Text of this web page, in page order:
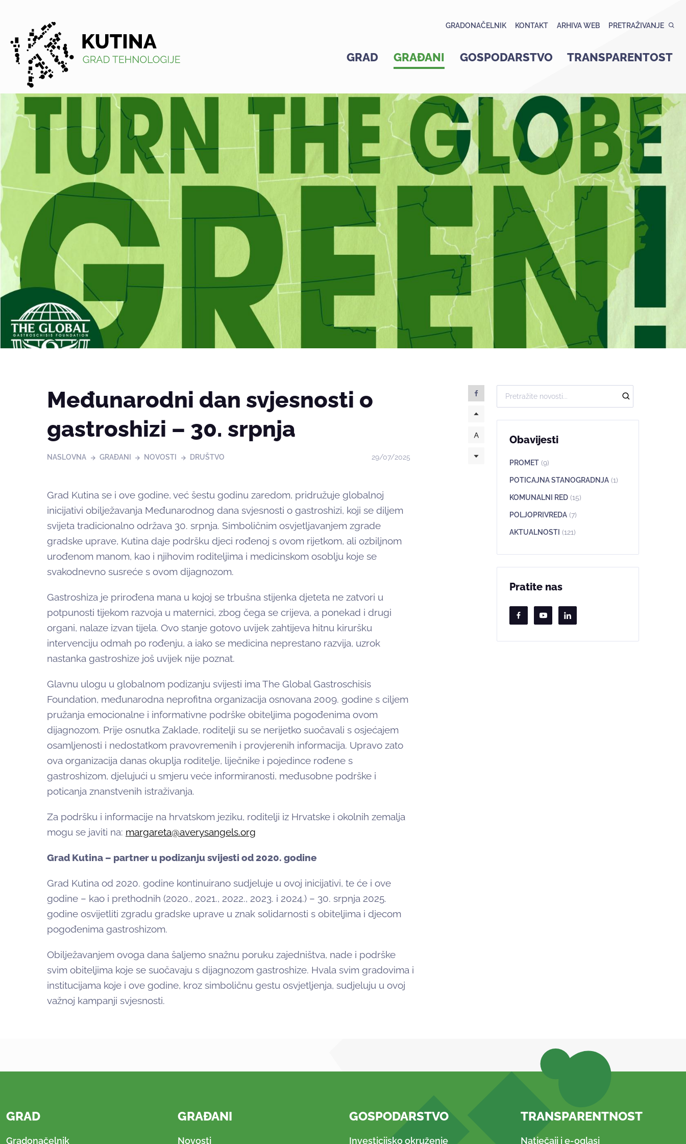
Kutina
GRADONAČELNIK KONTAKT ARHIVA WEB PRETRAŽIVANJE
GRAD GRAĐANI GOSPODARSTVO TRANSPARENTOST
Međunarodni dan svjesnosti o
gastroshizi – 30. srpnja
NASLOVNA GRAĐANI NOVOSTI DRUŠTVO 29/07/2025
Grad Kutina se i ove godine, već šestu godinu zaredom, pridružuje globalnoj
inicijativi obilježavanja Međunarodnog dana svjesnosti o gastroshizi, koji se diljem
svijeta tradicionalno održava 30. srpnja. Simboličnim osvjetljavanjem zgrade
gradske uprave, Kutina daje podršku djeci rođenoj s ovom rijetkom, ali ozbiljnom
urođenom manom, kao i njihovim roditeljima i medicinskom osoblju koje se
svakodnevno susreće s ovom dijagnozom.
Gastroshiza je prirođena mana u kojoj se trbušna stijenka djeteta ne zatvori u
potpunosti tijekom razvoja u maternici, zbog čega se crijeva, a ponekad i drugi
organi, nalaze izvan tijela. Ovo stanje gotovo uvijek zahtijeva hitnu kiruršku
intervenciju odmah po rođenju, a iako se medicina neprestano razvija, uzrok
nastanka gastroshize još uvijek nije poznat.
Glavnu ulogu u globalnom podizanju svijesti ima The Global Gastroschisis
Foundation, međunarodna neprofitna organizacija osnovana 2009. godine s ciljem
pružanja emocionalne i informativne podrške obiteljima pogođenima ovom
dijagnozom. Prije osnutka Zaklade, roditelji su se nerijetko suočavali s osjećajem
osamljenosti i nedostatkom pravovremenih i provjerenih informacija. Upravo zato
ova organizacija danas okuplja roditelje, liječnike i pojedince rođene s
gastroshizom, djelujući u smjeru veće informiranosti, međusobne podrške i
poticanja znanstvenih istraživanja.
Za podršku i informacije na hrvatskom jeziku, roditelji iz Hrvatske i okolnih zemalja
mogu se javiti na: margareta@averysangels.org
Grad Kutina – partner u podizanju svijesti od 2020. godine
Grad Kutina od 2020. godine kontinuirano sudjeluje u ovoj inicijativi, te će i ove
godine – kao i prethodnih (2020., 2021., 2022., 2023. i 2024.) – 30. srpnja 2025.
godine osvijetliti zgradu gradske uprave u znak solidarnosti s obiteljima i djecom
pogođenima gastroshizom.
Obilježavanjem ovoga dana šaljemo snažnu poruku zajedništva, nade i podrške
svim obiteljima koje se suočavaju s dijagnozom gastroshize. Hvala svim gradovima i
institucijama koje i ove godine, kroz simboličnu gestu osvjetljenja, sudjeluju u ovoj
važnoj kampanji svjesnosti.
Obavijesti
PROMET (9)
POTICAJNA STANOGRADNJA (1)
KOMUNALNI RED (15)
POLJOPRIVREDA (7)
AKTUALNOSTI (121)
Pratite nas
GRAD
Gradonačelnik
GRAĐANI
Novosti
GOSPODARSTVO
Investicijsko okruženje
TRANSPARENTNOST
Natječaji i e-oglasi